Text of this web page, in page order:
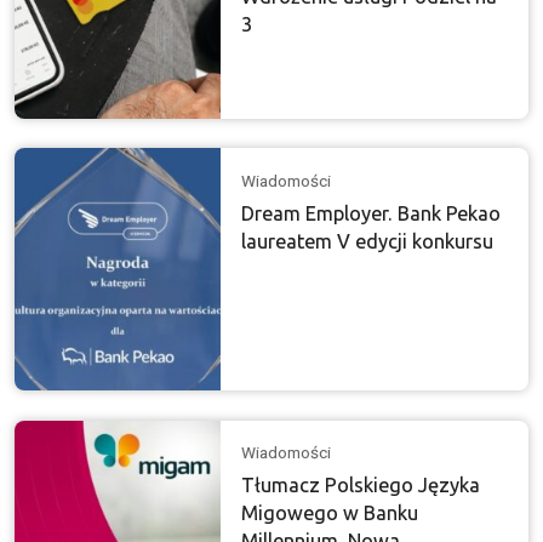
3
Wiadomości
Dream Employer. Bank Pekao
laureatem V edycji konkursu
Wiadomości
Tłumacz Polskiego Języka
Migowego w Banku